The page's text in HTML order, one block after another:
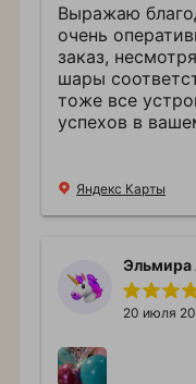
Выражаю
очень
заказ,
шары
тоже все
успехов в
Яндекс Карты
Эльмира
20 июля